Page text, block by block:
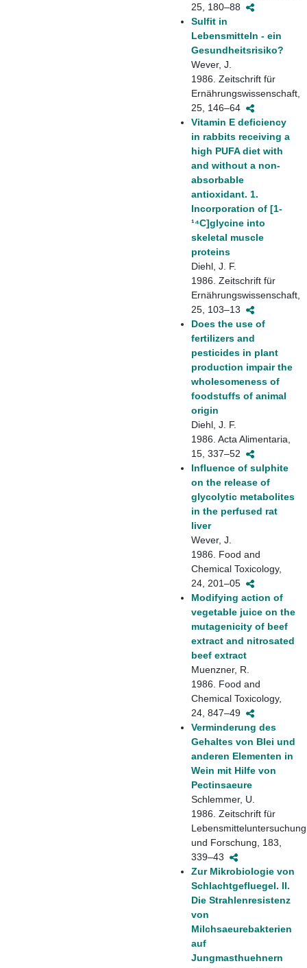
25, 180–88
Sulfit in
Lebensmitteln - ein
Gesundheitsrisiko?
Wever, J.
1986. Zeitschrift für
Ernährungswissenschaft,
25, 146–64
Vitamin E deficiency
in rabbits receiving a
high PUFA diet with
and without a non-
absorbable
antioxidant. 1.
Incorporation of [1-
¹⁴C]glycine into
skeletal muscle
proteins
Diehl, J. F.
1986. Zeitschrift für
Ernährungswissenschaft,
25, 103–13
Does the use of
fertilizers and
pesticides in plant
production impair the
wholesomeness of
foodstuffs of animal
origin
Diehl, J. F.
1986. Acta Alimentaria,
15, 337–52
Influence of sulphite
on the release of
glycolytic metabolites
in the perfused rat
liver
Wever, J.
1986. Food and
Chemical Toxicology,
24, 201–05
Modifying action of
vegetable juice on the
mutagenicity of beef
extract and nitrosated
beef extract
Muenzner, R.
1986. Food and
Chemical Toxicology,
24, 847–49
Verminderung des
Gehaltes von Blei und
anderen Elementen in
Wein mit Hilfe von
Pectinsaeure
Schlemmer, U.
1986. Zeitschrift für
Lebensmitteluntersuchung
und Forschung, 183,
339–43
Zur Mikrobiologie von
Schlachtgefluegel. II.
Die Strahlenresistenz
von
Milchsaeurebakterien
auf
Jungmasthuehnern